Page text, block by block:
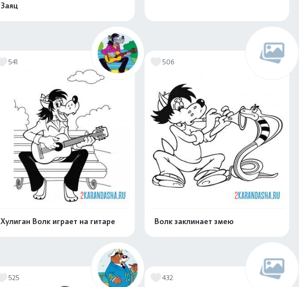
Заяц
Распечатать и скачать
541
Хулиган Волк играет на гитаре
Распечатать и скачать
506
Волк заклинает змею
525 432